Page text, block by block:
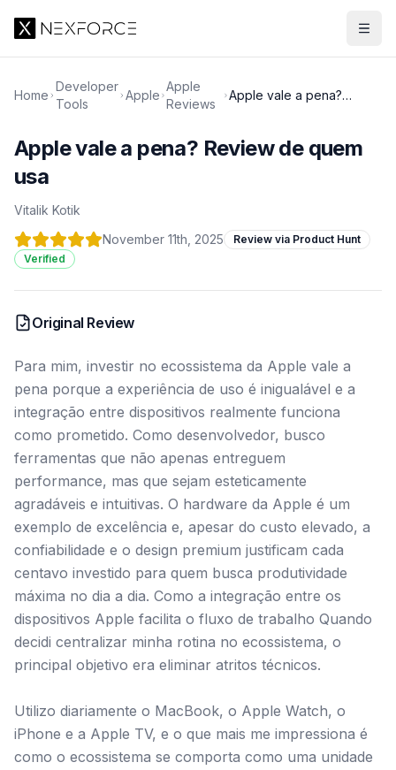
Home
Developer
Tools
Apple
Apple
Reviews
Apple vale a pena?
Apple vale a pena? Review de quem
usa
Vitalik Kotik
November 11th, 2025
Review via Product Hunt
Verified
Original Review
Para mim, investir no ecossistema da Apple vale a
pena porque a experiência de uso é inigualável e a
integração entre dispositivos realmente funciona
como prometido. Como desenvolvedor, busco
ferramentas que não apenas entreguem
performance, mas que sejam esteticamente
agradáveis e intuitivas. O hardware da Apple é um
exemplo de excelência e, apesar do custo elevado, a
confiabilidade e o design premium justificam cada
centavo investido para quem busca produtividade
máxima no dia a dia. Como a integração entre os
dispositivos Apple facilita o fluxo de trabalho Quando
decidi centralizar minha rotina no ecossistema, o
principal objetivo era eliminar atritos técnicos.
Utilizo diariamente o MacBook, o Apple Watch, o
iPhone e a Apple TV, e o que mais me impressiona é
como o ecossistema se comporta como uma unidade